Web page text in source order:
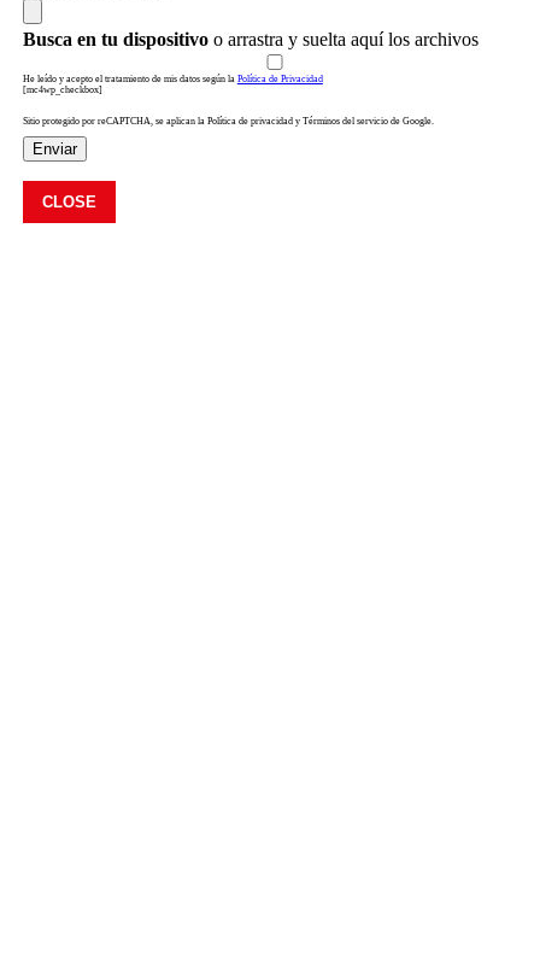
Busca en tu dispositivoo arrastra y suelta aquí los archivos
He leído y acepto el tratamiento de mis datos según la Política de Privacidad
[mc4wp_checkbox]
Sitio protegido por reCAPTCHA, se aplican la Política de privacidad y Términos del servicio de Google.
Enviar
CLOSE